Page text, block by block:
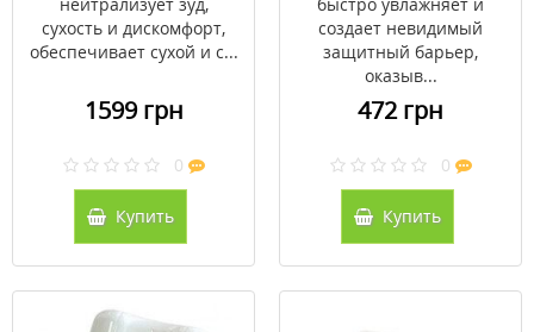
сухость и дискомфорт,
обеспечивает сухой и с...
1599 грн
0
Купить
создает невидимый
защитный барьер,
оказыв...
472 грн
0
Купить